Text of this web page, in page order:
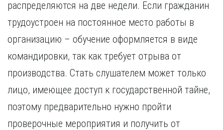
распределяются на две недели. Если гражданин
трудоустроен на постоянное место работы в
организацию – обучение оформляется в виде
командировки, так как требует отрыва от
производства. Стать слушателем может только
лицо, имеющее доступ к государственной тайне,
поэтому предварительно нужно пройти
проверочные мероприятия и получить от